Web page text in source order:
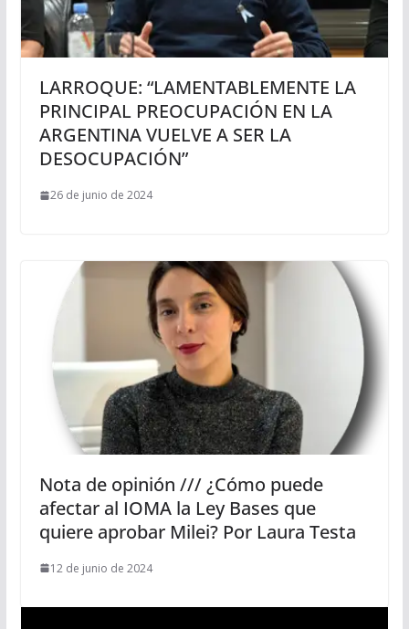
LARROQUE: “LAMENTABLEMENTE LA
PRINCIPAL PREOCUPACIÓN EN LA
ARGENTINA VUELVE A SER LA
DESOCUPACIÓN”
26 de junio de 2024
Nota de opinión /// ¿Cómo puede
afectar al IOMA la Ley Bases que
quiere aprobar Milei? Por Laura Testa
12 de junio de 2024